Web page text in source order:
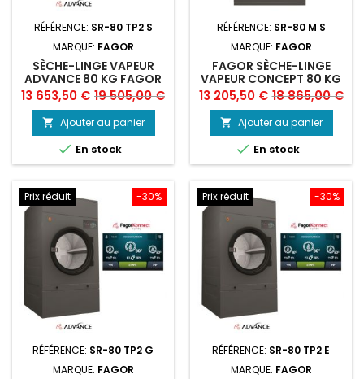
RÉFÉRENCE: SR-80 TP2 S
MARQUE: FAGOR
SÈCHE-LINGE VAPEUR
ADVANCE 80 KG FAGOR
Prix
13 653,50 € Prix
de
base
19 505,00 €
 Ajouter au panier
 En stock
RÉFÉRENCE: SR-80 M S
MARQUE: FAGOR
FAGOR SÈCHE-LINGE
VAPEUR CONCEPT 80 KG
Prix
13 205,50 € Prix
de
base
18 865,00 €
 Ajouter au panier
 En stock
-30%
Prix réduit
RÉFÉRENCE: SR-80 TP2 G
MARQUE: FAGOR
-30%
Prix réduit
RÉFÉRENCE: SR-80 TP2 E
MARQUE: FAGOR